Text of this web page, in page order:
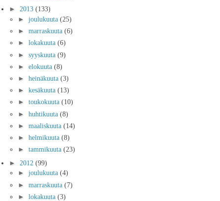
► 2013 (133)
► joulukuuta (25)
► marraskuuta (6)
► lokakuuta (6)
► syyskuuta (9)
► elokuuta (8)
► heinäkuuta (3)
► kesäkuuta (13)
► toukokuuta (10)
► huhtikuuta (8)
► maaliskuuta (14)
► helmikuuta (8)
► tammikuuta (23)
► 2012 (99)
► joulukuuta (4)
► marraskuuta (7)
► lokakuuta (3)